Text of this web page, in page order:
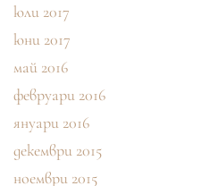
юли 2017
юни 2017
май 2016
февруари 2016
януари 2016
декември 2015
ноември 2015